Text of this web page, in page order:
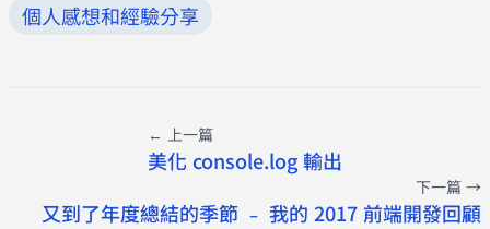
個人感想和經驗分享
← 上一篇
美化 console.log 輸出
下一篇 →
又到了年度總結的季節 ﹣ 我的 2017 前端開發回顧